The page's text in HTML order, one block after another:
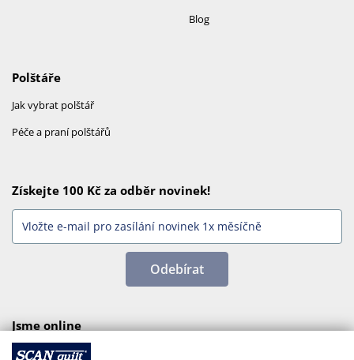
Blog
Polštáře
Jak vybrat polštář
Péče a praní polštářů
Získejte 100 Kč za odběr novinek!
Odebírat
Jsme online